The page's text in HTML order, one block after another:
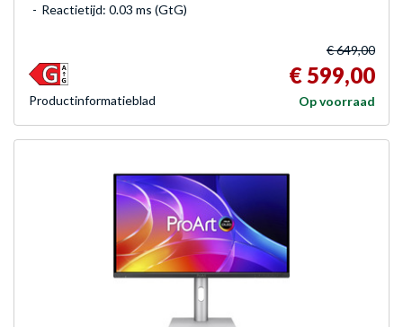
Reactietijd: 0.03 ms (GtG)
€ 649,00
€ 599,00
Op voorraad
Product­informatieblad